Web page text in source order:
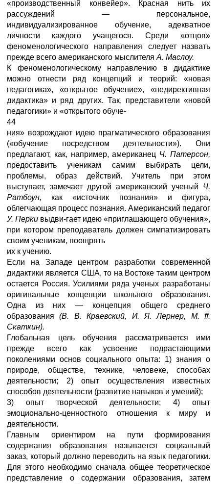
«производственный конвейер». Красная нить их
рассуждений — персональное,
индивидуализированное обучение, адекватное
личности каждого учащегося. Среди «отцов»
феноменологического направления следует назвать
прежде всего американского мыслителя А. Маслоу.
К феноменологическому направлению в дидактике
можно отнести ряд концепций и теорий: «новая
педагогика», «открытое обучение», «недирективная
дидактика» и ряд других. Так, представители «новой
педагогики» и «открытого обуче-
44
ния» возрождают идею прагматического образования
(«обучение посредством деятельности»). Они
предлагают, как, например, американец Ч. Патерсон,
предоставить ученикам самим выбирать цели,
проблемы, образ действий. Учитель при этом
выступает, замечает другой американский ученый Ч.
Ратбоун, как «источник познания» и фигура,
облегчающая процесс познания. Американский педагог
У. Перки выдви-гает идею «приглашающего обучения»,
при котором преподаватель должен симпатизировать
своим ученикам, поощрять
их к учению.
Если на Западе центром разработки современной
дидактики является США, то на Востоке таким центром
остается Россия. Усилиями ряда ученых разработаны
оригинальные концепции школьного образования.
Одна из них — концепция общего среднего
образования(В. В. Краевский, И. Я. Лернер, M. ff.
Скаткин).
Глобальная цель обучения рассматривается ими
прежде всего как усвоение подрастающими
поколениями основ социального опыта: 1) знания о
природе, обществе, технике, человеке, способах
деятельности; 2) опыт осуществления известных
способов деятельности (развитие навыков и умений);
3) опыт творческой деятельности; 4) опыт
эмоционально-ценностного отношения к миру и
деятельности.
Главным ориентиром на пути формирования
содержания образования называется социальный
заказ, который должно переводить на язык педагогики.
Для этого необходимо сначала общее теоретическое
представление о содержании образования, затем